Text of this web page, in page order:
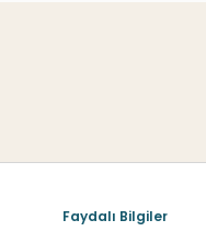
Faydalı Bilgiler